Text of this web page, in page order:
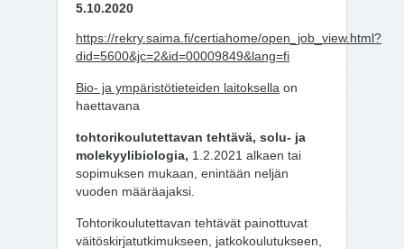
5.10.2020
https://rekry.saima.fi/certiahome/open_job_view.html?
did=5600&jc=2&id=00009849&lang=fi
Bio- ja ympäristötieteiden laitoksella on
haettavana
tohtorikoulutettavan tehtävä, solu- ja
molekyylibiologia, 1.2.2021 alkaen tai
sopimuksen mukaan, enintään neljän
vuoden määräajaksi.
Tohtorikoulutettavan tehtävät painottuvat
väitöskirjatutkimukseen, jatkokoulutukseen,